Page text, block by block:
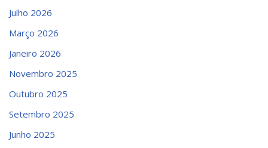
Julho 2026
Março 2026
Janeiro 2026
Novembro 2025
Outubro 2025
Setembro 2025
Junho 2025